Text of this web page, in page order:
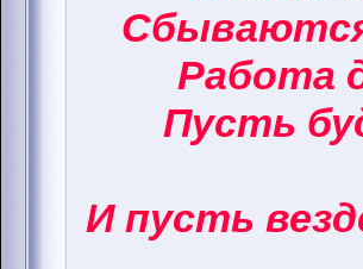
Работа
Пусть
И пусть